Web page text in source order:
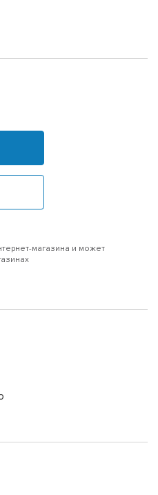
магазина и может